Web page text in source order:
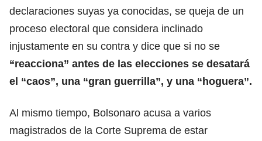
declaraciones suyas ya conocidas, se queja de un
proceso electoral que considera inclinado
injustamente en su contra y dice que si no se
“reacciona” antes de las elecciones se desatará
el “caos”, una “gran guerrilla”, y una “hoguera”.
Al mismo tiempo, Bolsonaro acusa a varios
magistrados de la Corte Suprema de estar